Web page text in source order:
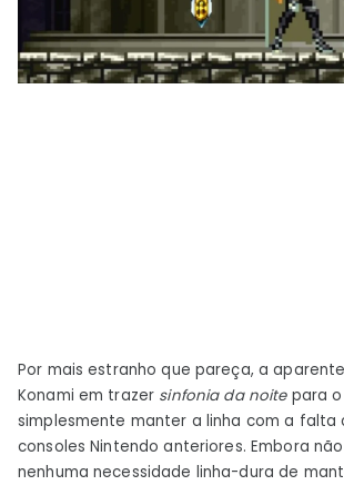
Por mais estranho que pareça, a
Konami em trazer sinfonia da noitepara o
simplesmente manter a linha com a falta
consoles Nintendo anteriores. Embora
nenhuma necessidade linha-dura de